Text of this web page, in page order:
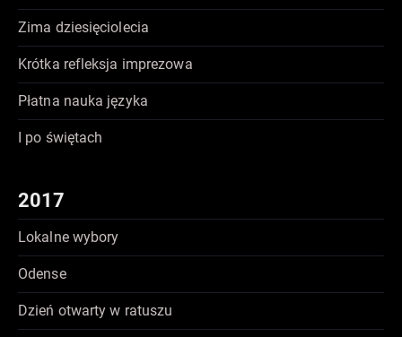
Zima dziesięciolecia
Krótka refleksja imprezowa
Płatna nauka języka
I po świętach
2017
Lokalne wybory
Odense
Dzień otwarty w ratuszu